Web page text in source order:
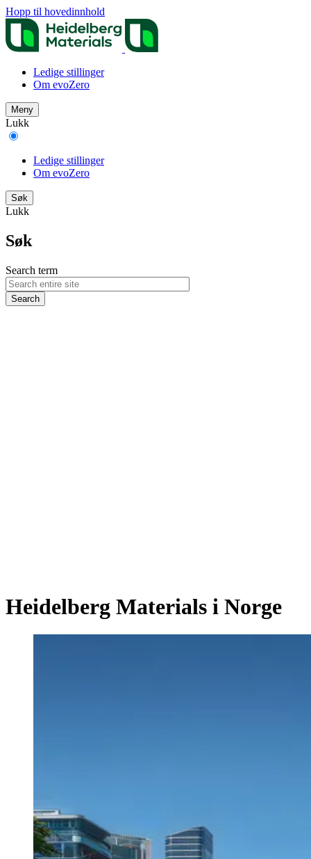
Hopp til hovedinnhold
Ledige stillinger
Om evoZero
Meny
Lukk
Ledige stillinger
Om evoZero
Søk
Lukk
Søk
Search term
Heidelberg Materials i Norge